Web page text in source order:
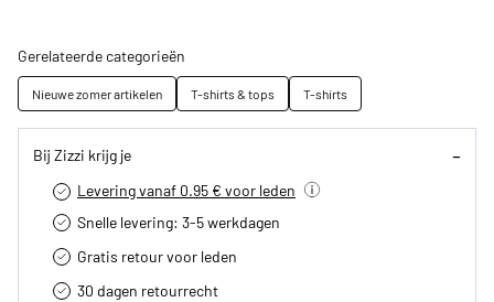
Gerelateerde categorieën
Nieuwe zomer artikelen T-shirts & tops T-shirts
Bij Zizzi krijg je
Levering vanaf 0.95 € voor leden
Snelle levering: 3-5 werkdagen
Gratis retour voor leden
30 dagen retourrecht­